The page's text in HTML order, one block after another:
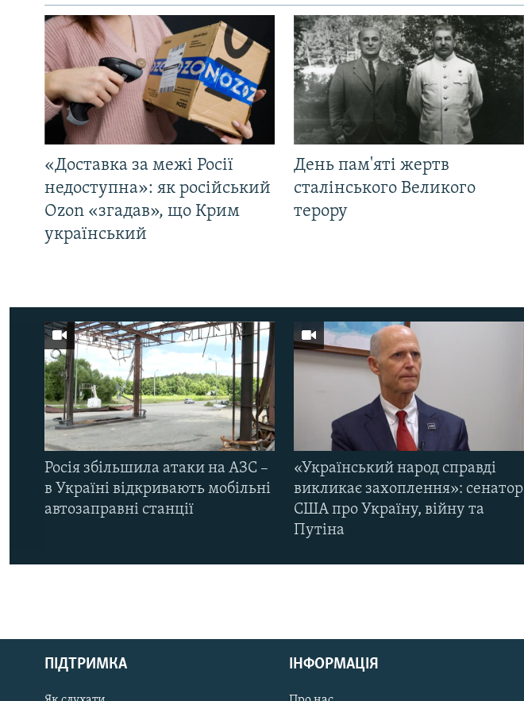
РУС
«Доставка за межі Росії
недоступна»: як російський
Ozon «згадав», що Крим
український
День пам'яті жертв
сталінського Великого
терору
Росія збільшила атаки на АЗС –
в Україні відкривають мобільні
автозаправні станції
«Український народ справді
викликає захоплення»: сенатор
США про Україну, війну та
Путіна
ПІДТРИМКА ІНФОРМАЦІЯ